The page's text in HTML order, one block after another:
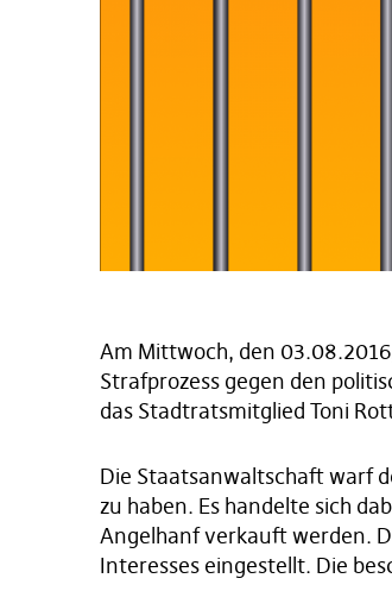
Am Mittwoch, den
Strafprozess gegen den
das Stadtratsmitglied Toni
Die Staatsanwaltschaft warf
zu haben. Es handelte sich
Angelhanf verkauft werden.
Interesses eingestellt. Die